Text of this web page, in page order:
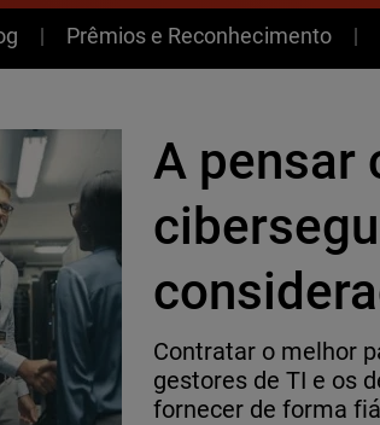
Prêmios e Reconhecimento
A pensar
Contratar o melhor
gestores de TI e os
fornecer de forma